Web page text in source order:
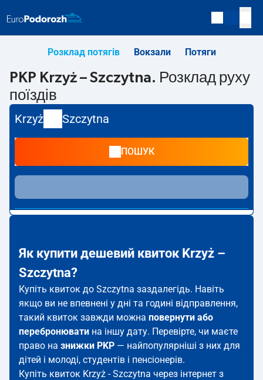
Розклад потягів Вокзали Потяги
PKP Krzyż – Szczytna. Розклад руху
поїздів
Krzyż Szczytna
ПОШУК
Як купити дешевий квиток Krzyż –
Szczytna?
Купіть квиток до Szczytna заздалегідь. Навіть
якщо ви не впевнені у дні та годині відправлення,
такий квиток завжди можна повернути або
перебронювати на іншу дату. Перевірте, чи маєте
право на знижки PKP — найпопулярніші з них для
дітей і молоді, студентів і пенсіонерів.
Купіть квиток Krzyż - Szczytna через інтернет з